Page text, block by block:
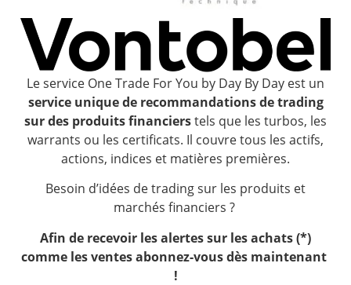
Le service One Trade For You by Day By Day est un
service unique de recommandations de trading
sur des produits financierstels que les turbos, les
warrants ou les certificats. Il couvre tous les actifs,
actions, indices et matières premières.
Besoin d’idées de trading sur les produits et
marchés financiers ?
Afin de recevoir les alertes sur les achats (*)
comme les ventes abonnez-vous dès maintenant
!